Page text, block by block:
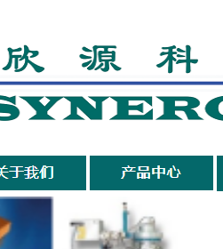
科技与时俱进